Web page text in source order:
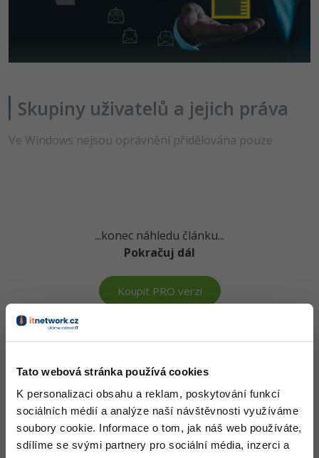
Tato webová stránka používá cookies
K personalizaci obsahu a reklam, poskytování funkcí
sociálních médií a analýze naší návštěvnosti využíváme
soubory cookie. Informace o tom, jak náš web používáte,
sdílíme se svými partnery pro sociální média, inzerci a
Elektronický podpis
HTML/CSS -80%
-80%
-15%
Adobe InDesign
Adobe After Effects
Inkscape
Fotografování -80%
Skupiny uživatelů a jejich práva
Ve Windows nejsou oprávnění přidělována pouze
...konec náhledu článku...
Pokračuj dál
Koupit PRO verzi
Znalosti v hodnotě stovek tisíc získáš za pár korun
Došel jsi až sem a to je super! Věříme, že ti první lekce
ukázaly něco nového a užitečného.
Chceš v kurzu pokračovat? Přejdi doprémiové sekce.
Obsah článku spadá pod licenciPremium, koupí článku souhlasíš